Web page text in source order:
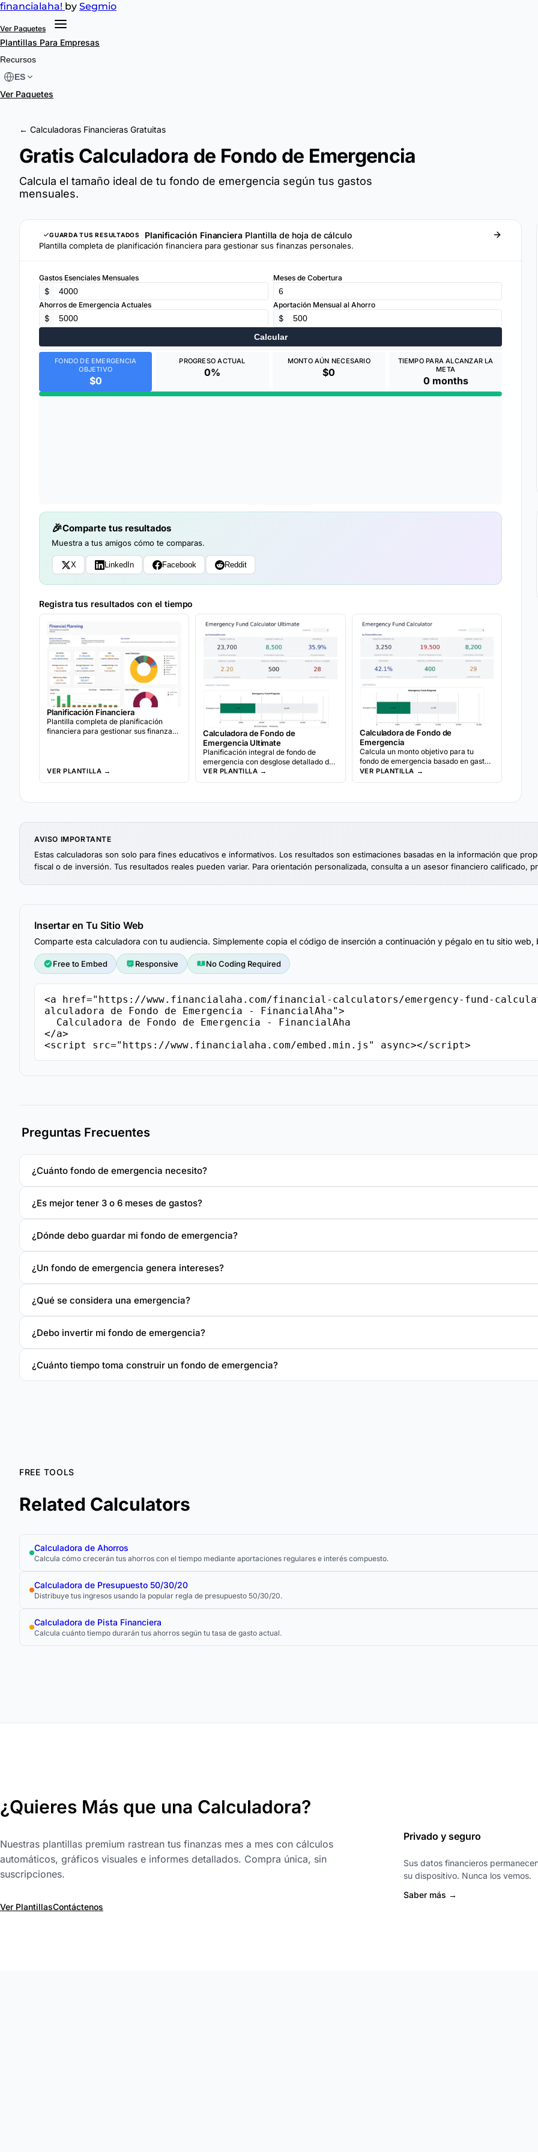
financialaha! by Segmio
Ver Paquetes
Plantillas Para Empresas
Recursos
ES
Ver Paquetes
← Calculadoras Financieras Gratuitas
Gratis Calculadora de Fondo de Emergencia
Calcula el tamaño ideal de tu fondo de emergencia según tus gastos
mensuales.
GUARDA TUS RESULTADOS Planificación Financiera Plantilla de hoja de cálculo
Plantilla completa de planificación financiera para gestionar sus finanzas personales.
Gastos Esenciales Mensuales
$
Meses de Cobertura
Ahorros de Emergencia Actuales
$
Aportación Mensual al Ahorro
$
Calcular
FONDO DE EMERGENCIA
OBJETIVO
$0
PROGRESO ACTUAL
0%
MONTO AÚN NECESARIO
$0
TIEMPO PARA ALCANZAR LA
META
0 months
Comparte tus resultados
Muestra a tus amigos cómo te comparas.
X LinkedIn Facebook Reddit
Registra tus resultados con el tiempo
Planificación Financiera
Plantilla completa de planificación
financiera para gestionar sus finanzas
VER PLANTILLA →
Calculadora de Fondo de
Emergencia Ultimate
Planificación integral de fondo de
emergencia con desglose detallado de
gastos, múltiples escenarios de
cobertura, seguimiento de aportes y
VER PLANTILLA →
Calculadora de Fondo de
Emergencia
Calcula un monto objetivo para tu
fondo de emergencia basado en gastos
mensuales. Registra tus aportes y
observa cuanto tiempo toma alcanzar
VER PLANTILLA →
AVISO IMPORTANTE
Estas calculadoras son solo para fines educativos e informativos. Los resultados son estimaciones basadas en la información que
fiscal o de inversión. Tus resultados reales pueden variar. Para orientación personalizada, consulta a un asesor financiero calificado,
Insertar en Tu Sitio Web
Comparte esta calculadora con tu audiencia. Simplemente copia el código de inserción a continuación y pégalo en tu sitio
Free to Embed Responsive No Coding Required
<a href="https://www.financialaha.com/financial-calculators/emergency-fund-
alculadora de Fondo de Emergencia - FinancialAha">
</a>
<script src="https://www.financialaha.com/embed.min.js" async></script>
Preguntas Frecuentes
¿Cuánto fondo de emergencia necesito?
¿Es mejor tener 3 o 6 meses de gastos?
¿Dónde debo guardar mi fondo de emergencia?
¿Un fondo de emergencia genera intereses?
¿Qué se considera una emergencia?
¿Debo invertir mi fondo de emergencia?
¿Cuánto tiempo toma construir un fondo de emergencia?
FREE TOOLS
Related Calculators
Calculadora de Ahorros
Calcula cómo crecerán tus ahorros con el tiempo mediante aportaciones regulares e interés compuesto.
Calculadora de Presupuesto 50/30/20
Distribuye tus ingresos usando la popular regla de presupuesto 50/30/20.
Calculadora de Pista Financiera
Calcula cuánto tiempo durarán tus ahorros según tu tasa de gasto actual.
¿Quieres Más que una Calculadora?
Nuestras plantillas premium rastrean tus finanzas mes a mes con cálculos
automáticos, gráficos visuales e informes detallados. Compra única, sin
suscripciones.
Ver PlantillasContáctenos
Privado y seguro
Sus datos financieros
su dispositivo. Nunca los vemos.
Saber más →